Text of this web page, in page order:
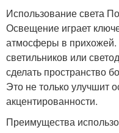
Использование света
Освещение играет
атмосферы в прихожей.
светильников или
сделать пространство
Это не только улучшит
акцентированности.
Преимущества